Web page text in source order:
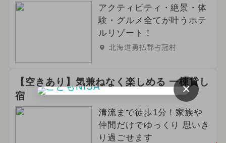
アクティビティ・絶景・体
験・グルメ全てが叶うホテ
ルリゾート！
北海道勇払郡占冠村
【空きあり】気兼ねなく楽しめる 一棟貸し
宿
清流まで徒歩1分！家族や
仲間だけでゆっくり 思いき
り過ごせます
×